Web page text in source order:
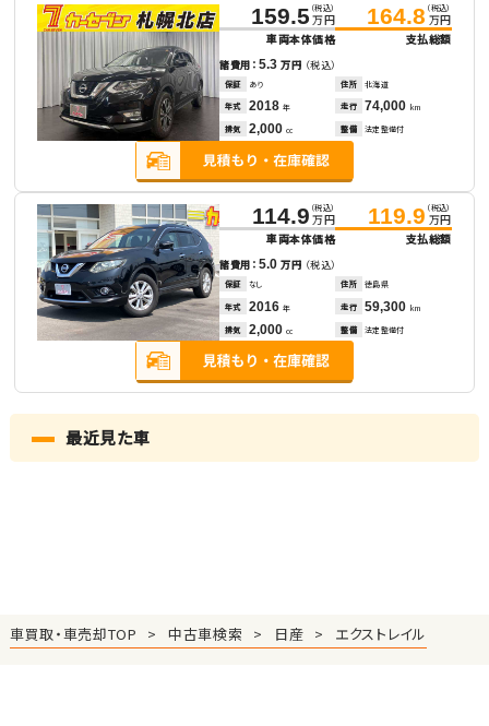
159.5 （税込）
万円
車両本体価格
164.8 （税込）
万円
支払総額
諸費用：5.3万円 （税込）
保証 あり 住所 北海道
年式 2018 年 走行 74,000 km
排気 2,000 cc 整備 法定整備付
114.9 （税込）
万円
車両本体価格
119.9 （税込）
万円
支払総額
諸費用：5.0万円 （税込）
保証 なし 住所 徳島県
年式 2016 年 走行 59,300 km
排気 2,000 cc 整備 法定整備付
最近見た車
車買取・車売却TOP 中古車検索 日産 エクストレイル